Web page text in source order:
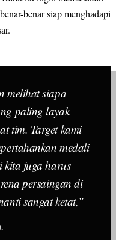
benar siap menghadapi
melihat siapa
paling layak
tim. Target kami
medali
kita juga harus
persaingan di
sangat ketat,”